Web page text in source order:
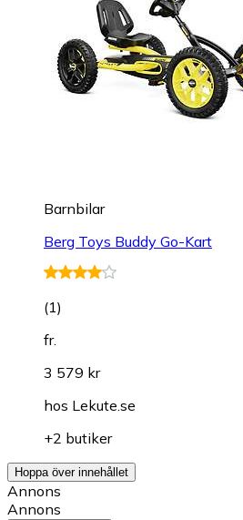
Barnbilar
Berg Toys Buddy Go-Kart
(1)
fr.
3 579 kr
hos Lekute.se
+2 butiker
Hoppa över innehållet
Annons
Annons